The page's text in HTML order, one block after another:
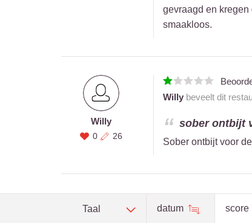
gevraagd en kregen
smaakloos.
Willy
0 26
Willybeveelt dit
sober ontbijt
Sober ontbijt voor
Taal datum score